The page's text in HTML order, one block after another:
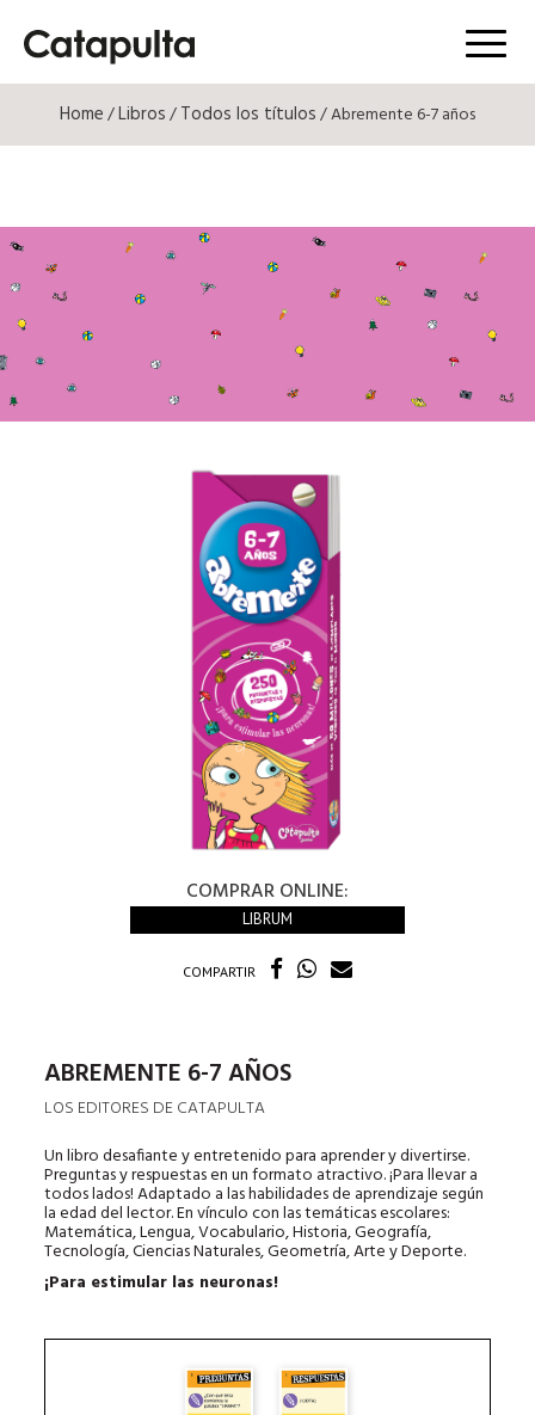
Menú
Home/Libros/Todos los títulos/ Abremente 6-7 años
COMPRAR ONLINE:
LIBRUM
COMPARTIR
ABREMENTE 6-7 AÑOS
LOS EDITORES DE CATAPULTA
Un libro desafiante y entretenido para aprender y divertirse.
Preguntas y respuestas en un formato atractivo. ¡Para llevar a
todos lados! Adaptado a las habilidades de aprendizaje según
la edad del lector. En vínculo con las temáticas escolares:
Matemática, Lengua, Vocabulario, Historia, Geografía,
Tecnología, Ciencias Naturales, Geometría, Arte y Deporte.
¡Para estimular las neuronas!